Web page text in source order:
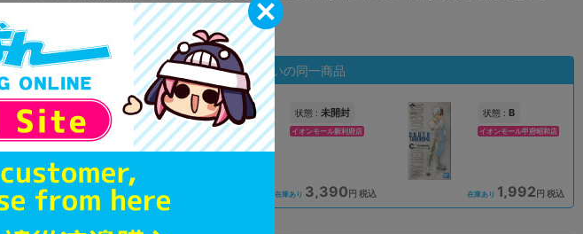
※詳細につきましてはコチラ
状態違いの同一商品
状態 :B
イオンモール徳島店
在庫あり 2,232円 税込
状態 : 未開封
イオンモール新利府店
在庫あり 3,390円 税込
状態 : B
イオンモール甲府昭和店
在庫あり 1,992円 税込